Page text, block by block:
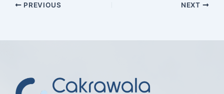
PREVIOUS NEXT